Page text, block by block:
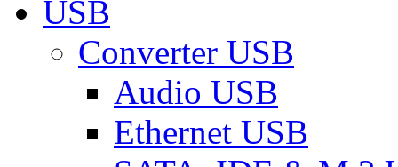
USB
Converter USB
Audio USB
Ethernet USB